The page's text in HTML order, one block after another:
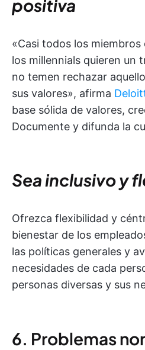
positiva
«Casi todos los
los millennials quieren un
no temen rechazar
sus valores», afirma
base sólida de valores,
Documente y difunda la
Sea inclusivo y
Ofrezca flexibilidad y
bienestar de los
las políticas generales y
necesidades de cada
personas diversas y sus
6. Problemas